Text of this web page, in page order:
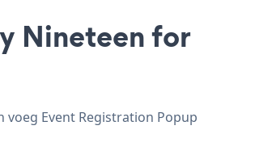
Nineteen for
voeg Event Registration Popup